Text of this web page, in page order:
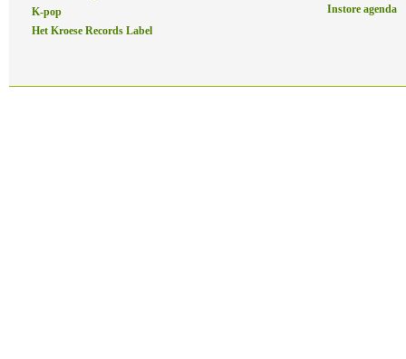
K-pop
Het Kroese Records Label
Instore agenda